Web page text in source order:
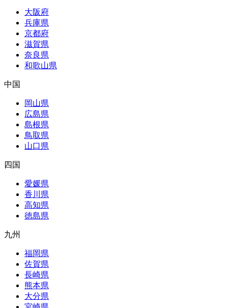
大阪府
兵庫県
京都府
滋賀県
奈良県
和歌山県
中国
岡山県
広島県
島根県
鳥取県
山口県
四国
愛媛県
香川県
高知県
徳島県
九州
福岡県
佐賀県
長崎県
熊本県
大分県